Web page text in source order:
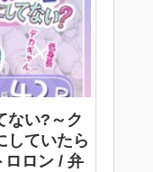
ない?～ク
していたら
ロロン / 弁